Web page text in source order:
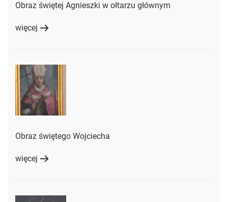
Obraz świętej Agnieszki w ołtarzu głównym
więcej
Obraz świętego Wojciecha
więcej